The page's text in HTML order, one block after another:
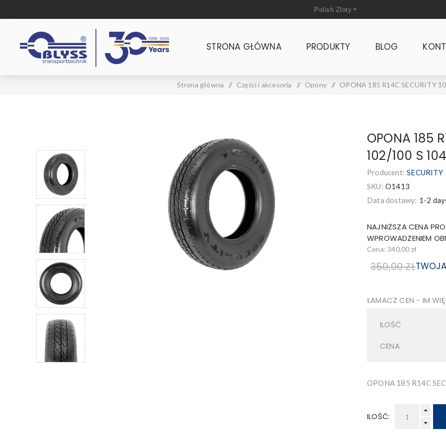
STRONA GŁÓWNA PRODUKTY BLOG
Strona główna / Części i akcesoria / Opony / OPONA 185 R14C SECURITY
OPONA 185
102/100 S
Producent: SECURITY
SKU: O1413
Data dostawy: 1-2
NAJNIŻSZA CENA
WPROWADZENIEM
Cena: 340,00 zł
350,00 ZŁ
ŁAMACZ CEN - IM
ILOŚĆ
CENA
OPONA 185 R14C
ILOŚĆ: